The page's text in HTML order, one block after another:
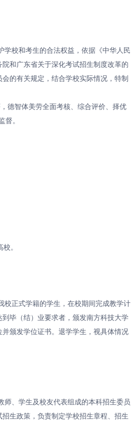
学校和考生的合法权益，依据《中华人民
和广东省关于深化考试招生制度改革的
的有关规定，结合学校实际情况，特制
德智体美劳全面考核、综合评价、择优
督。
。
校正式学籍的学生，在校期间完成教学计
毕（结）业要求者，颁发南方科技大学
颁发学位证书。退学学生，视具体情况
师、学生及校友代表组成的本科招生委员
生政策，负责制定学校招生章程、招生